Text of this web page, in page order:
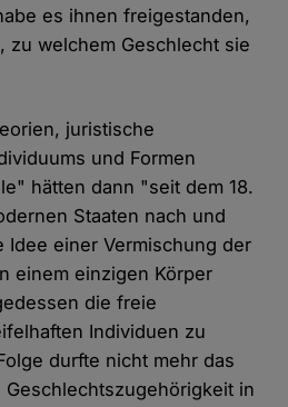
es ihnen freigestanden,
zu welchem Geschlecht sie
juristische
und Formen
hätten dann "seit dem 18.
Staaten nach und
Idee einer Vermischung der
einem einzigen Körper
die freie
Individuen zu
durfte nicht mehr das
in